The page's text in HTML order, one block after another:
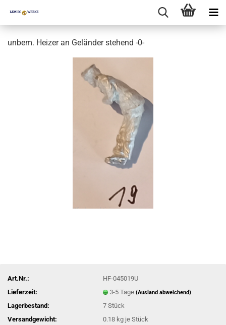
unbem. Heizer an Geländer stehend -0-
Art.Nr.:
HF-045019U
Lieferzeit:
3-5 Tage(Ausland abweichend)
Lagerbestand: 7Stück
Versandgewicht:
0.18 kg je Stück